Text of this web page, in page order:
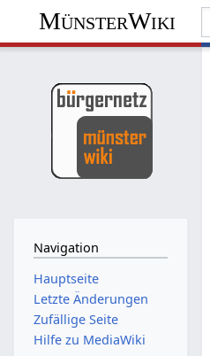
MünsterWiki
Navigation
Hauptseite
Letzte Änderungen
Zufällige Seite
Hilfe zu MediaWiki